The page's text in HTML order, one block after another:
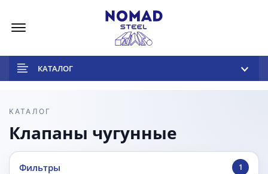
КАТАЛОГ
КАТАЛОГ
Клапаны чугунные
Фильтры 1